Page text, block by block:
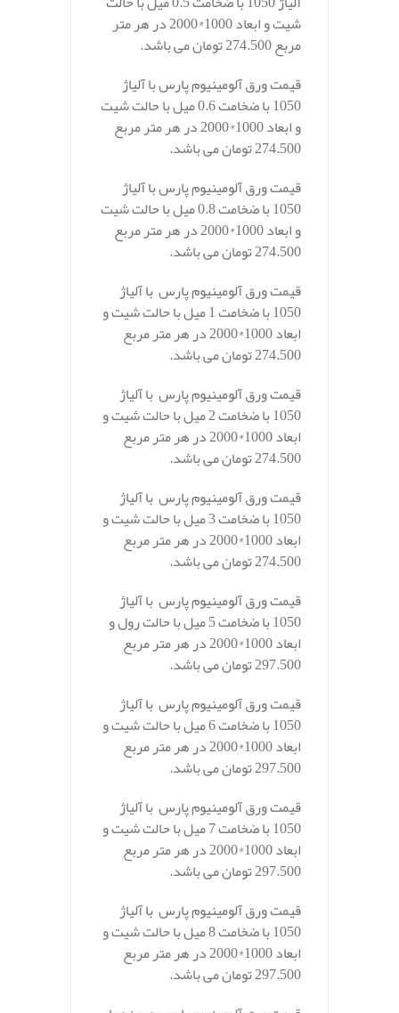
شیت و ابعاد 1000*2000 در هر متر
مربع 274.500 تومان می باشد.
قیمت ورق آلومینیوم پارس با آلیاژ
1050 با ضخامت 0.6 میل با حالت شیت
و ابعاد 1000*2000 در هر متر مربع
274.500 تومان می باشد.
قیمت ورق آلومینیوم پارس با آلیاژ
1050 با ضخامت 0.8 میل با حالت شیت
و ابعاد 1000*2000 در هر متر مربع
274.500 تومان می باشد.
قیمت ورق آلومینیوم پارس با آلیاژ
1050 با ضخامت 1 میل با حالت شیت و
ابعاد 1000*2000 در هر متر مربع
274.500 تومان می باشد.
قیمت ورق آلومینیوم پارس با آلیاژ
1050 با ضخامت 2 میل با حالت شیت و
ابعاد 1000*2000 در هر متر مربع
274.500 تومان می باشد.
قیمت ورق آلومینیوم پارس با آلیاژ
1050 با ضخامت 3 میل با حالت شیت و
ابعاد 1000*2000 در هر متر مربع
274.500 تومان می باشد.
قیمت ورق آلومینیوم پارس با آلیاژ
1050 با ضخامت 5 میل با حالت رول و
ابعاد 1000*2000 در هر متر مربع
297.500 تومان می باشد.
قیمت ورق آلومینیوم پارس با آلیاژ
1050 با ضخامت 6 میل با حالت شیت و
ابعاد 1000*2000 در هر متر مربع
297.500 تومان می باشد.
قیمت ورق آلومینیوم پارس با آلیاژ
1050 با ضخامت 7 میل با حالت شیت و
ابعاد 1000*2000 در هر متر مربع
297.500 تومان می باشد.
قیمت ورق آلومینیوم پارس با آلیاژ
1050 با ضخامت 8 میل با حالت شیت و
ابعاد 1000*2000 در هر متر مربع
297.500 تومان می باشد.